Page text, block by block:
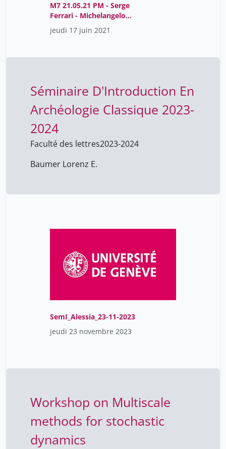
M7 21.05.21 PM - Serge
Ferrari - Michelangelo
Foti
jeudi 17 juin 2021
Séminaire D'Introduction En
Archéologie Classique 2023-
2024
Faculté des lettres2023-2024
Baumer Lorenz E.
SemI_Alessia_23-11-2023
jeudi 23 novembre 2023
Workshop on Multiscale
methods for stochastic
dynamics